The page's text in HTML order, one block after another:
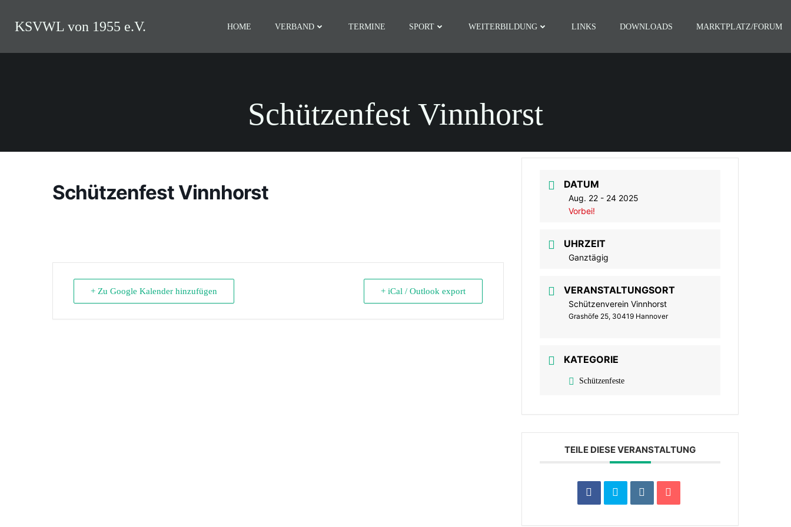
Inhalt
springen
KSVWL von 1955 e.V. HOME VERBAND TERMINE SPORT WEITERBILDUNG LINKS DOWNLOADS MARKTPLATZ/FORUM
Schützenfest Vinnhorst
Schützenfest Vinnhorst
+ Zu Google Kalender hinzufügen + iCal / Outlook export
DATUM
Aug. 22 - 24 2025
Vorbei!
UHRZEIT
Ganztägig
VERANSTALTUNGSORT
Schützenverein Vinnhorst
Grashöfe 25, 30419 Hannover
KATEGORIE
Schützenfeste
TEILE DIESE VERANSTALTUNG